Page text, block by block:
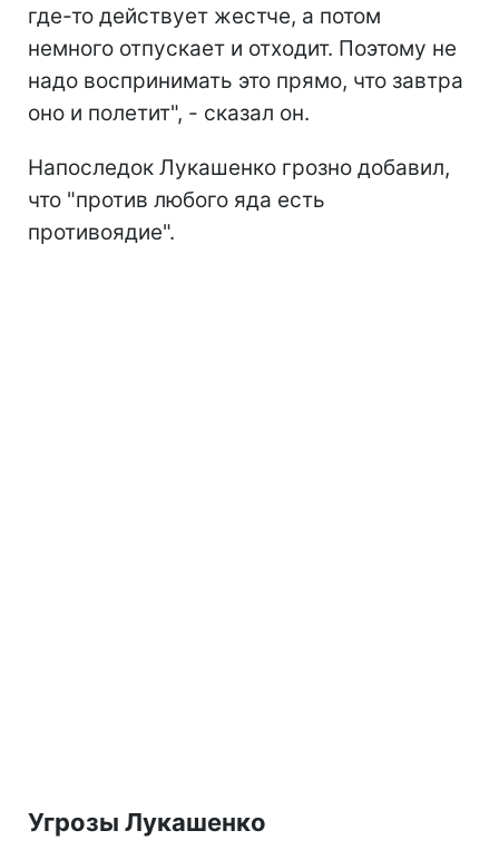
где-то действует жестче, а потом
немного отпускает и отходит. Поэтому не
надо воспринимать это прямо, что завтра
оно и полетит", - сказал он.
Напоследок Лукашенко грозно добавил,
что "против любого яда есть
противоядие".
Угрозы Лукашенко